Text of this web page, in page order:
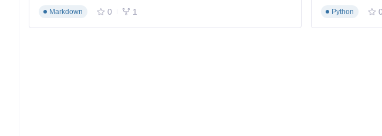
实战分布式代码审查的应用场景
Markdown
0 1
Python
0